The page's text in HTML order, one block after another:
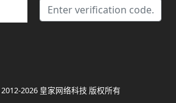
2026 皇家网络科技 版权所有